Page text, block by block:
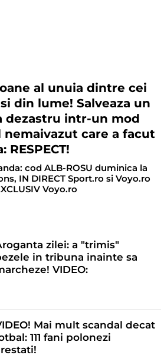
al unuia dintre cei
din lume! Salveaza un
dezastru intr-un mod
care a facut
RESPECT!
cod ALB-ROSU duminica la
IN DIRECT Sport.ro si Voyo.ro
Voyo.ro
zilei: a "trimis"
in tribuna inainte sa
VIDEO:
Mai mult scandal decat
111 fani polonezi